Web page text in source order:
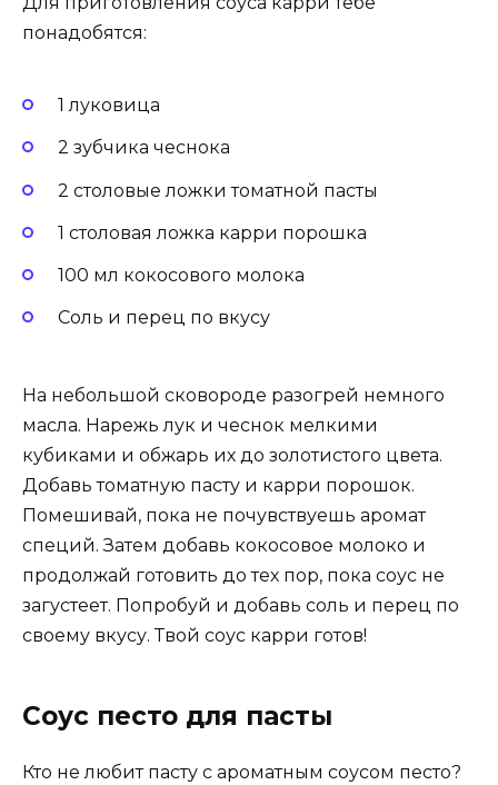
понадобятся:
1 луковица
2 зубчика чеснока
2 столовые ложки томатной пасты
1 столовая ложка карри порошка
100 мл кокосового молока
Соль и перец по вкусу
На небольшой сковороде разогрей немного
масла. Нарежь лук и чеснок мелкими
кубиками и обжарь их до золотистого цвета.
Добавь томатную пасту и карри порошок.
Помешивай, пока не почувствуешь аромат
специй. Затем добавь кокосовое молоко и
продолжай готовить до тех пор, пока соус не
загустеет. Попробуй и добавь соль и перец по
своему вкусу. Твой соус карри готов!
Соус песто для пасты
Кто не любит пасту с ароматным соусом песто?